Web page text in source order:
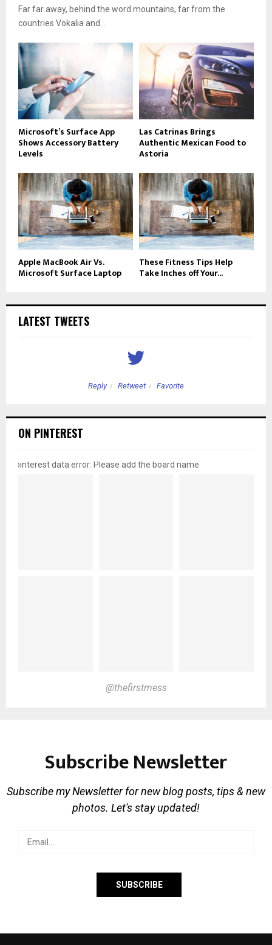
Far far away, behind the word mountains, far from the
countries Vokalia and...
Microsoft’s Surface App
Shows Accessory Battery
Levels
Las Catrinas Brings
Authentic Mexican Food to
Astoria
Apple MacBook Air Vs.
Microsoft Surface Laptop
These Fitness Tips Help
Take Inches off Your...
LATEST TWEETS
Reply Retweet Favorite
ON PINTEREST
pinterest data error: Please add the board name
@thefirstmess
Subscribe Newsletter
Subscribe my Newsletter for new blog posts, tips & new
photos. Let's stay updated!